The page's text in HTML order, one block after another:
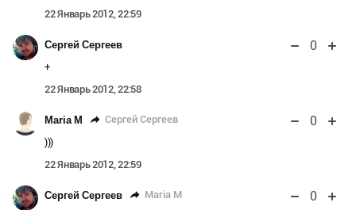
22 Январь 2012, 22:59
Сергей Сергеев 0
+
22 Январь 2012, 22:58
Maria M Сергей Сергеев 0
)))
22 Январь 2012, 22:59
Сергей Сергеев Maria M 0